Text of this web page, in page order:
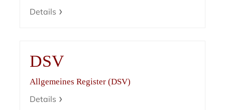
Details
DSV
Allgemeines Register (DSV)
Details